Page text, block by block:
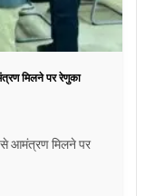
मिलने पर रेणुका
से आमंत्रण मिलने पर